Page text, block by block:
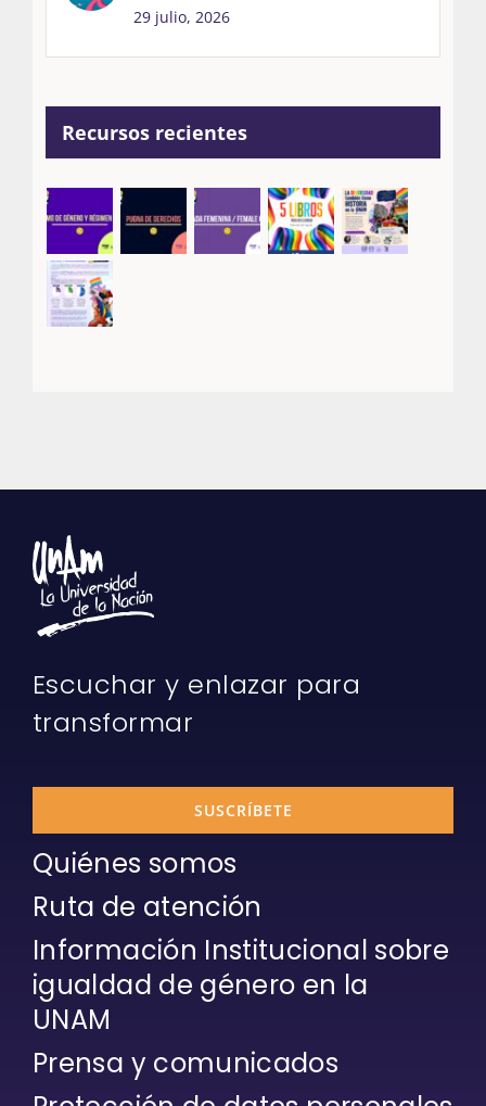
29 julio, 2026
Recursos recientes
Escuchar y enlazar para
transformar
SUSCRÍBETE
Quiénes somos
Ruta de atención
Información Institucional sobre
igualdad de género en la
UNAM
Prensa y comunicados